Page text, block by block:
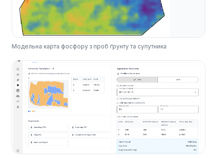
Модельна карта фосфору з проб ґрунту та супутника